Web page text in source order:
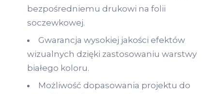
bezpośredniemu drukowi na folii
soczewkowej.
Gwarancja wysokiej jakości efektów
wizualnych dzięki zastosowaniu warstwy
białego koloru.
Możliwość dopasowania projektu do